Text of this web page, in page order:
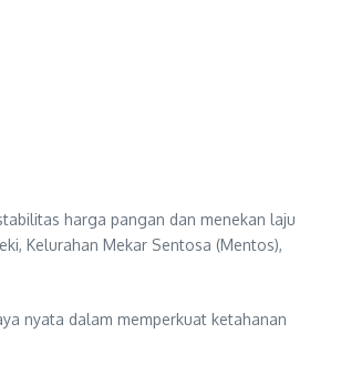
harga pangan dan menekan laju
Kelurahan Mekar Sentosa (Mentos),
nyata dalam memperkuat ketahanan